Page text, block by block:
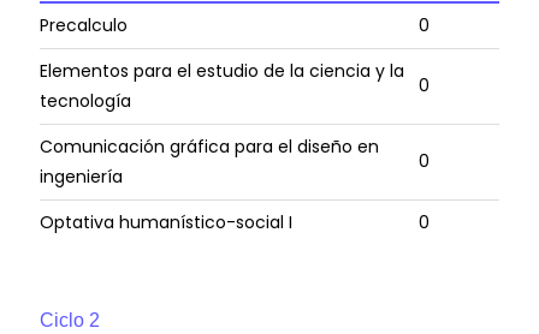
Análisis del consumo o la gestión de energía industrial.
Implementación de proyectos energéticos con base en
criterios económicos y de eficiencia.
Participación en la evaluación económica de proyectos
de inversión para el mejoramiento de la matriz
energética nacional y el ahorro en operaciones
industriales, comerciales, residenciales o de transporte.
Precalculo
0
Elementos para el estudio de la ciencia y la
tecnología
0
Comunicación gráfica para el diseño en
ingeniería
0
Optativa humanístico-social I 0
Ciclo 2